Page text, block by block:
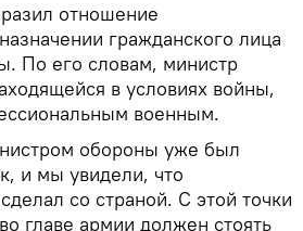
отношение
гражданского лица
По его словам, министр
в условиях войны,
военным.
обороны уже был
и мы увидели, что
со страной. С этой точки
главе армии должен стоять